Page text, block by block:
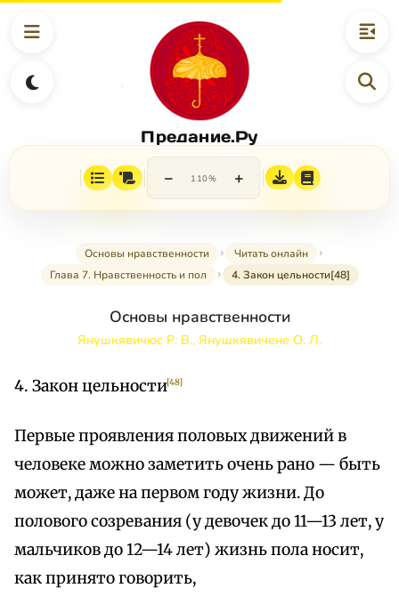
Предание.Ру
− 110% +
Основы нравственности
Читать онлайн
Глава 7. Нравственность и пол
4. Закон цельности[48]
Основы нравственности
Янушкявичюс Р. В., Янушкявичене О. Л.
4. Закон цельности[48]
Первые проявления половых движений в
человеке можно заметить очень рано — быть
может, даже на первом году жизни. До
полового созревания (у девочек до 11—13 лет, у
мальчиков до 12—14 лет) жизнь пола носит,
как принято говорить,